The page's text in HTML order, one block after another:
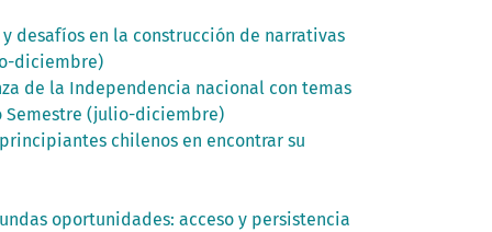
desafíos en la construcción de narrativas
diciembre)
de la Independencia nacional con temas
Semestre (julio-diciembre)
chilenos en encontrar su
oportunidades: acceso y persistencia